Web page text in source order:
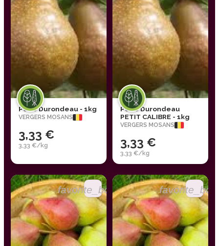
Poire Durondeau - 1kg
VERGERS MOSANS
3,33 €
3,33 €/kg
Poire Durondeau
PETIT CALIBRE - 1kg
VERGERS MOSANS
3,33 €
3,33 €/kg
favorite_border